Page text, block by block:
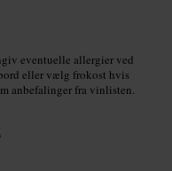
eventuelle allergier ved
eller vælg frokost hvis
anbefalinger fra vinlisten.